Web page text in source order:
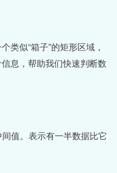
类似“箱子”的矩形区域，
息，帮助我们快速判断数
值。表示有一半数据比它